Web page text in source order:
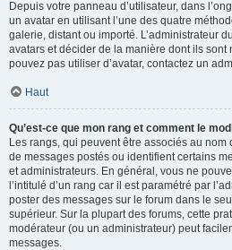
Depuis votre panneau d’utilisateur, dans
un avatar en utilisant l’une des quatre
galerie, distant ou importé. L’administrateur
avatars et décider de la manière dont ils sont
pouvez pas utiliser d’avatar, contactez un
Haut
Qu’est-ce que mon rang et comment le
Les rangs, qui peuvent être associés au nom
de messages postés ou identifient certains
et administrateurs. En général, vous ne
l’intitulé d’un rang car il est paramétré par
poster des messages sur le forum dans le
supérieur. Sur la plupart des forums, cette
modérateur (ou un administrateur) peut
messages.